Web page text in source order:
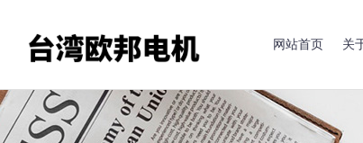
网站首页 关